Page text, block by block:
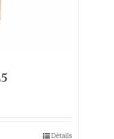
Détails